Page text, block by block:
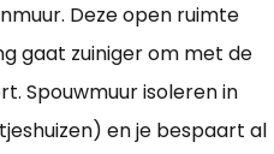
Deze open ruimte
gaat zuiniger om met de
Spouwmuur isoleren in
en je bespaart al